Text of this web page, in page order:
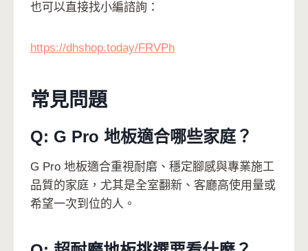
也可以直接找小編諮詢：
https://dhshop.today/FRVPh
常見問題
Q: G Pro 地板適合哪些家庭？
G Pro 地板適合重視耐磨、穩定腳感與專業施工
品質的家庭，尤其是全室翻新、客廳高使用量或
希望一次到位的人。